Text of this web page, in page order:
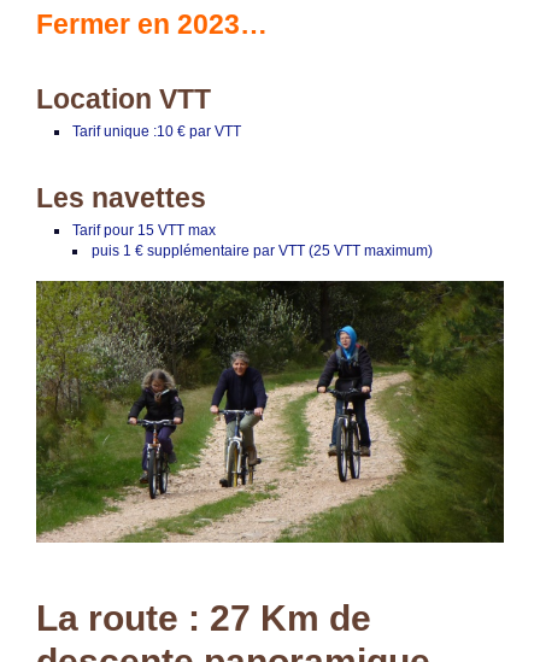
Fermer en 2023…
Location VTT
Tarif unique :10 € par VTT
Les navettes
Tarif pour 15 VTT max
puis 1 € supplémentaire par VTT (25 VTT maximum)
La route : 27 Km de